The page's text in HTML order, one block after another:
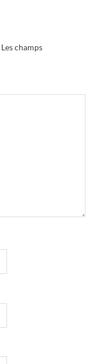
Les champs